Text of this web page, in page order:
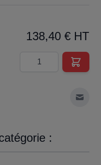
138,40 € HT
Quantité
: